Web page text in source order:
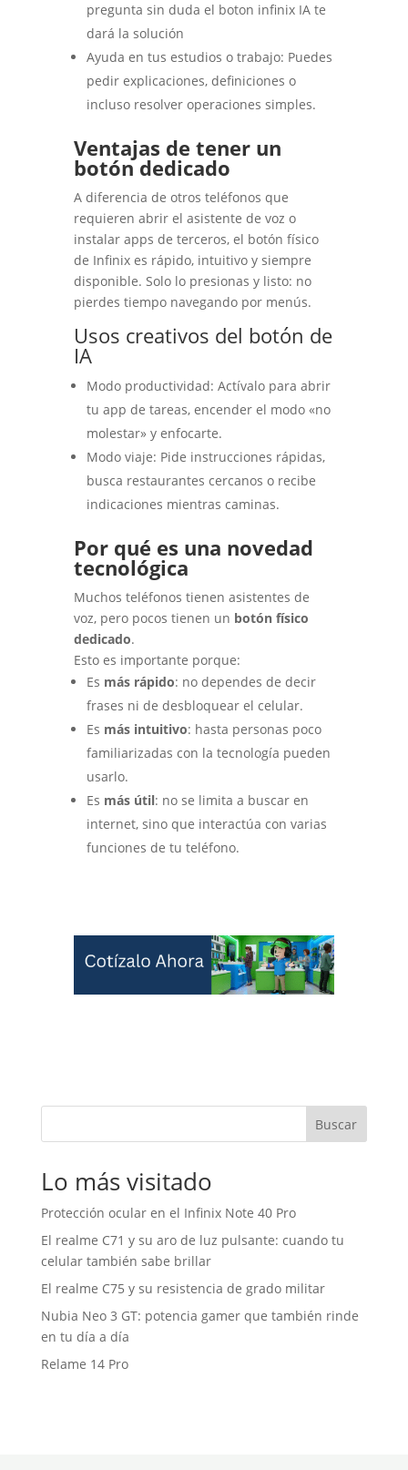
pregunta sin duda el boton infinix IA te
dará la solución
Ayuda en tus estudios o trabajo: Puedes
pedir explicaciones, definiciones o
incluso resolver operaciones simples.
Ventajas de tener un
botón dedicado
A diferencia de otros teléfonos que
requieren abrir el asistente de voz o
instalar apps de terceros, el botón físico
de Infinix es rápido, intuitivo y siempre
disponible. Solo lo presionas y listo: no
pierdes tiempo navegando por menús.
Usos creativos del botón de
IA
Modo productividad: Actívalo para abrir
tu app de tareas, encender el modo «no
molestar» y enfocarte.
Modo viaje: Pide instrucciones rápidas,
busca restaurantes cercanos o recibe
indicaciones mientras caminas.
Por qué es una novedad
tecnológica
Muchos teléfonos tienen asistentes de
voz, pero pocos tienen un botón físico
dedicado.
Esto es importante porque:
Es más rápido: no dependes de decir
frases ni de desbloquear el celular.
Es más intuitivo: hasta personas poco
familiarizadas con la tecnología pueden
usarlo.
Es más útil: no se limita a buscar en
internet, sino que interactúa con varias
funciones de tu teléfono.
Buscar
Lo más visitado
Protección ocular en el Infinix Note 40 Pro
El realme C71 y su aro de luz pulsante: cuando tu
celular también sabe brillar
El realme C75 y su resistencia de grado militar
Nubia Neo 3 GT: potencia gamer que también rinde
en tu día a día
Relame 14 Pro